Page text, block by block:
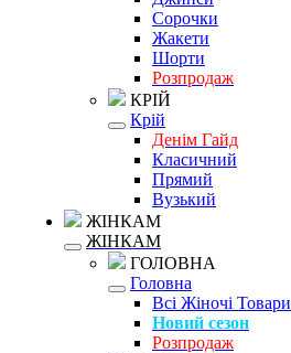
Сорочки
Жакети
Шорти
Розпродаж
КРІЙ
Крій
Денім Гайд
Класичний
Прямий
Вузький
ЖІНКАМ
ЖІНКАМ
ГОЛОВНА
Головна
Всі Жіночі Товари
Новий сезон
Розпродаж